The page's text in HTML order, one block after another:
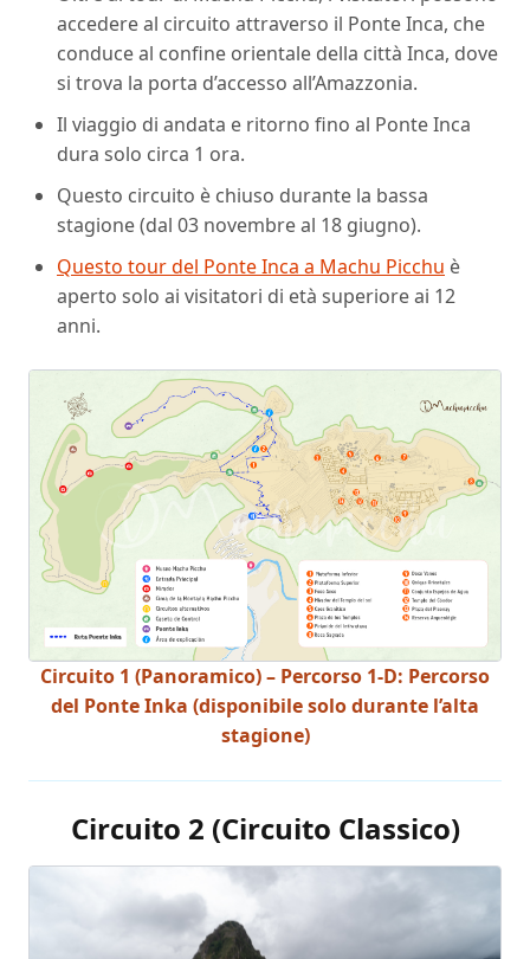
accedere al circuito attraverso il Ponte Inca, che
conduce al confine orientale della città Inca, dove
si trova la porta d’accesso all’Amazzonia.
Il viaggio di andata e ritorno fino al Ponte Inca
dura solo circa 1 ora.
Questo circuito è chiuso durante la bassa
stagione (dal 03 novembre al 18 giugno).
Questo tour del Ponte Inca a Machu Picchu è
aperto solo ai visitatori di età superiore ai 12
anni.
Circuito 1 (Panoramico) – Percorso 1-D: Percorso
del Ponte Inka (disponibile solo durante l’alta
stagione)
Circuito 2 (Circuito Classico)